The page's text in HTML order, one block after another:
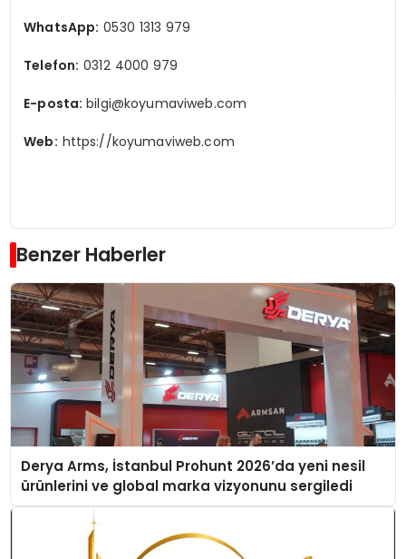
WhatsApp: 0530 1313 979
Telefon: 0312 4000 979
E-posta:bilgi@koyumaviweb.com
Web: https://koyumaviweb.com
Benzer Haberler
Derya Arms, İstanbul Prohunt 2026’da yeni nesil
ürünlerini ve global marka vizyonunu sergiledi